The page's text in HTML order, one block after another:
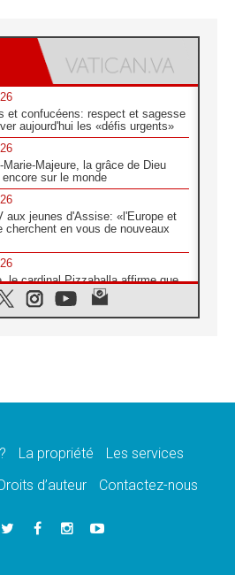
et confucéens: respect et sagesse
aujourd'hui les «défis urgents»
Majeure, la grâce de Dieu
sur le monde
aux jeunes d'Assise: «l'Europe et
cherchent en vous de nouveaux
le cardinal Pizzaballa affirme que
veulent la paix»
de paix et de dignité humaine»
du Pape en Uruguay renforcera
en Ukraine: «Il est inquiétant
La propriété
Les services
Droits d’auteur Contactez-nous